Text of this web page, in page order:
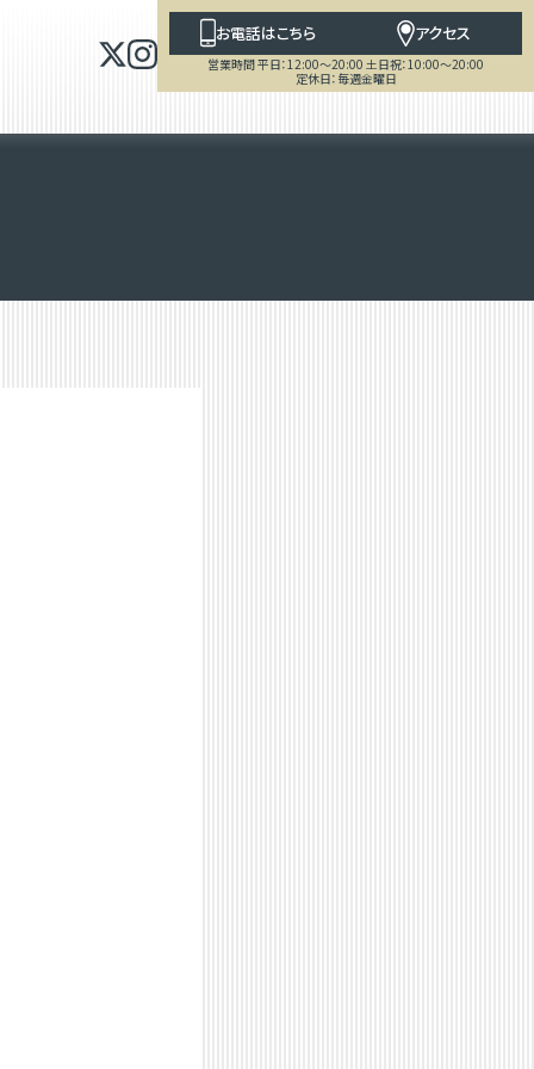
お電話はこちら アクセス
営業時間 平日：12:00～20:00 土日祝：10:00～20:00
定休日：毎週金曜日